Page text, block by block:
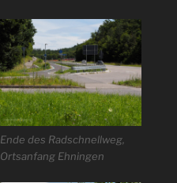
Ende des Radschnellweg,
Ortsanfang Ehningen